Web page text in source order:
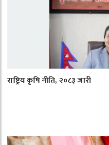
राष्ट्रिय कृषि नीति, २०८३ जारी